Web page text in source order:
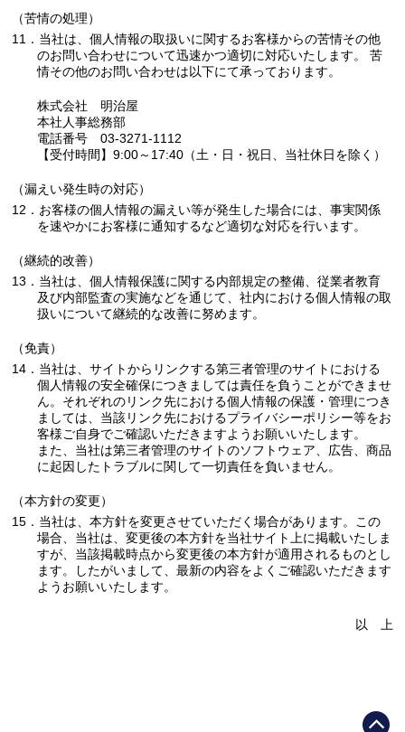
（苦情の処理）
11．当社は、個人情報の取扱いに関するお客様からの苦情その他
のお問い合わせについて迅速かつ適切に対応いたします。 苦
情その他のお問い合わせは以下にて承っております。
株式会社 明治屋
本社人事総務部
電話番号 03-3271-1112
【受付時間】9:00～17:40（土・日・祝日、当社休日を除く）
（漏えい発生時の対応）
12．お客様の個人情報の漏えい等が発生した場合には、事実関係
を速やかにお客様に通知するなど適切な対応を行います。
（継続的改善）
13．当社は、個人情報保護に関する内部規定の整備、従業者教育
及び内部監査の実施などを通じて、社内における個人情報の取
扱いについて継続的な改善に努めます。
（免責）
14．当社は、サイトからリンクする第三者管理のサイトにおける
個人情報の安全確保につきましては責任を負うことができませ
ん。それぞれのリンク先における個人情報の保護・管理につき
ましては、当該リンク先におけるプライバシーポリシー等をお
客様ご自身でご確認いただきますようお願いいたします。
また、当社は第三者管理のサイトのソフトウェア、広告、商品
に起因したトラブルに関して一切責任を負いません。
（本方針の変更）
15．当社は、本方針を変更させていただく場合があります。この
場合、当社は、変更後の本方針を当社サイト上に掲載いたしま
すが、当該掲載時点から変更後の本方針が適用されるものとし
ます。したがいまして、最新の内容をよくご確認いただきます
ようお願いいたします。
以 上